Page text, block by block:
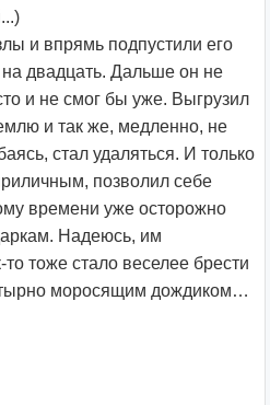
и впрямь подпустили его
двадцать. Дальше он не
и не смог бы уже. Выгрузил
и так же, медленно, не
стал удаляться. И только
позволил себе
времени уже осторожно
Надеюсь, им
тоже стало веселее брести
моросящим дождиком…